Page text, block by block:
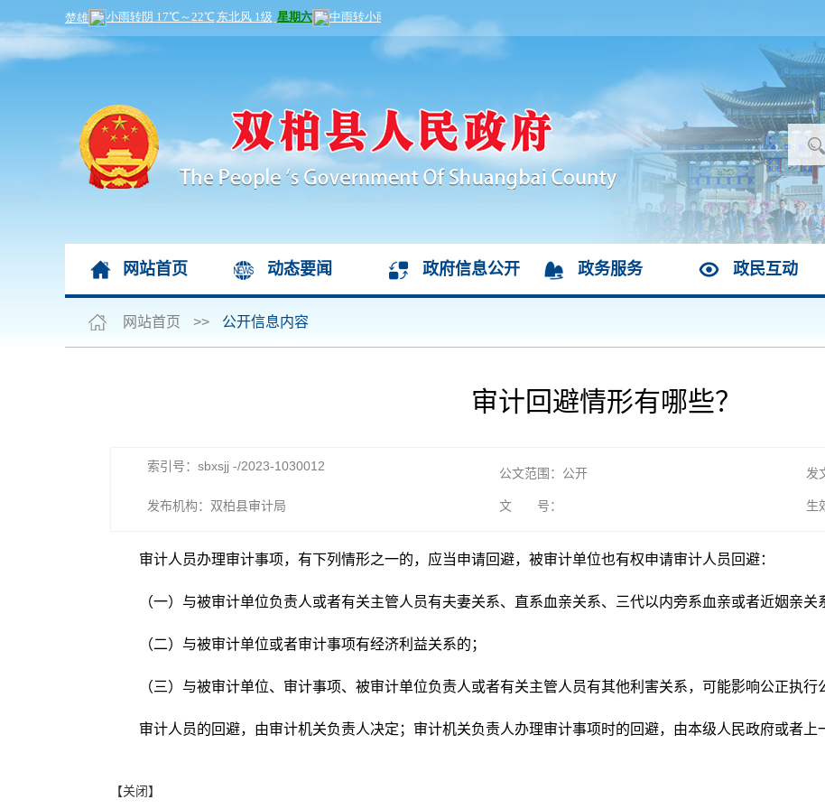
网站首页 动态要闻 政府信息公开 政务服务 政民互动
网站首页 >> 公开信息内容
审计回避情形有哪些？
索引号：sbxsjj -/2023-1030012 公文范围：公开 发
发布机构：双柏县审计局 文 号： 生
审计人员办理审计事项，有下列情形之一的，应当申请回避，被审计单位也有权申请审计人员回避：
（一）与被审计单位负责人或者有关主管人员有夫妻关系、直系血亲关系、三代以内旁系血亲或者近姻亲关
（二）与被审计单位或者审计事项有经济利益关系的；
（三）与被审计单位、审计事项、被审计单位负责人或者有关主管人员有其他利害关系，可能影响公正执行
审计人员的回避，由审计机关负责人决定；审计机关负责人办理审计事项时的回避，由本级人民政府或者上
【关闭】